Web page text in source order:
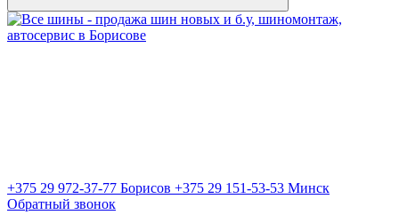
+375 29 972-37-77 Борисов +375 29 151-53-53 Минск
Обратный звонок